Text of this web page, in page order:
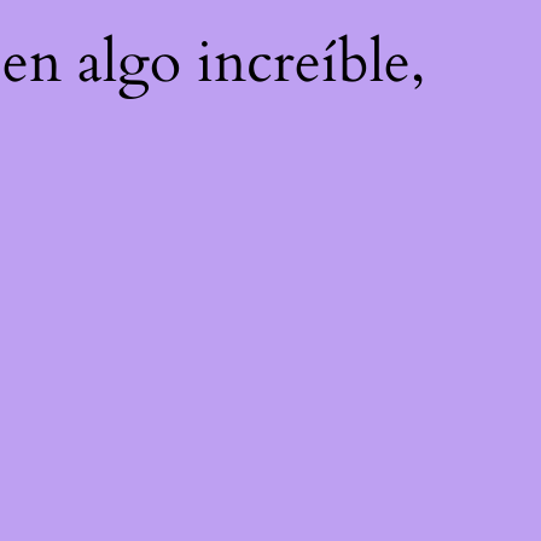
en algo increíble,